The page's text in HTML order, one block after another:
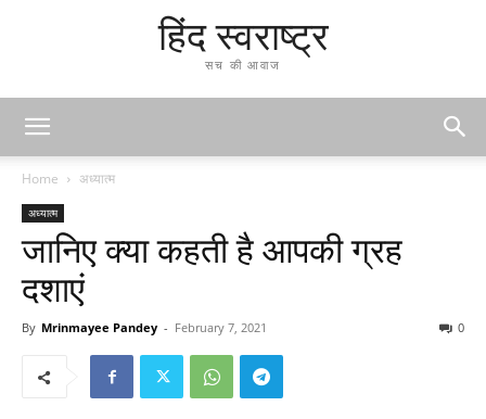
हिंद स्वराष्ट्र
सच की आवाज
Home अध्यात्म
अध्यात्म
जानिए क्या कहती है आपकी ग्रह
दशाएं
By Mrinmayee Pandey - February 7, 2021 0